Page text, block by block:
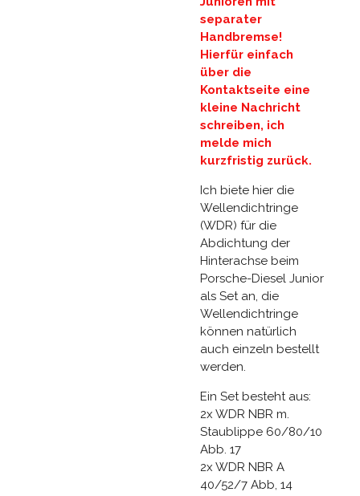
separater
Handbremse!
Hierfür einfach
über die
Kontaktseite eine
kleine Nachricht
schreiben, ich
melde mich
kurzfristig zurück.
Ich biete hier die
Wellendichtringe
(WDR) für die
Abdichtung der
Hinterachse beim
Porsche-Diesel Junior
als Set an, die
Wellendichtringe
können natürlich
auch einzeln bestellt
werden.
Ein Set besteht aus:
2x WDR NBR m.
Staublippe 60/80/10
Abb. 17
2x WDR NBR A
40/52/7 Abb, 14